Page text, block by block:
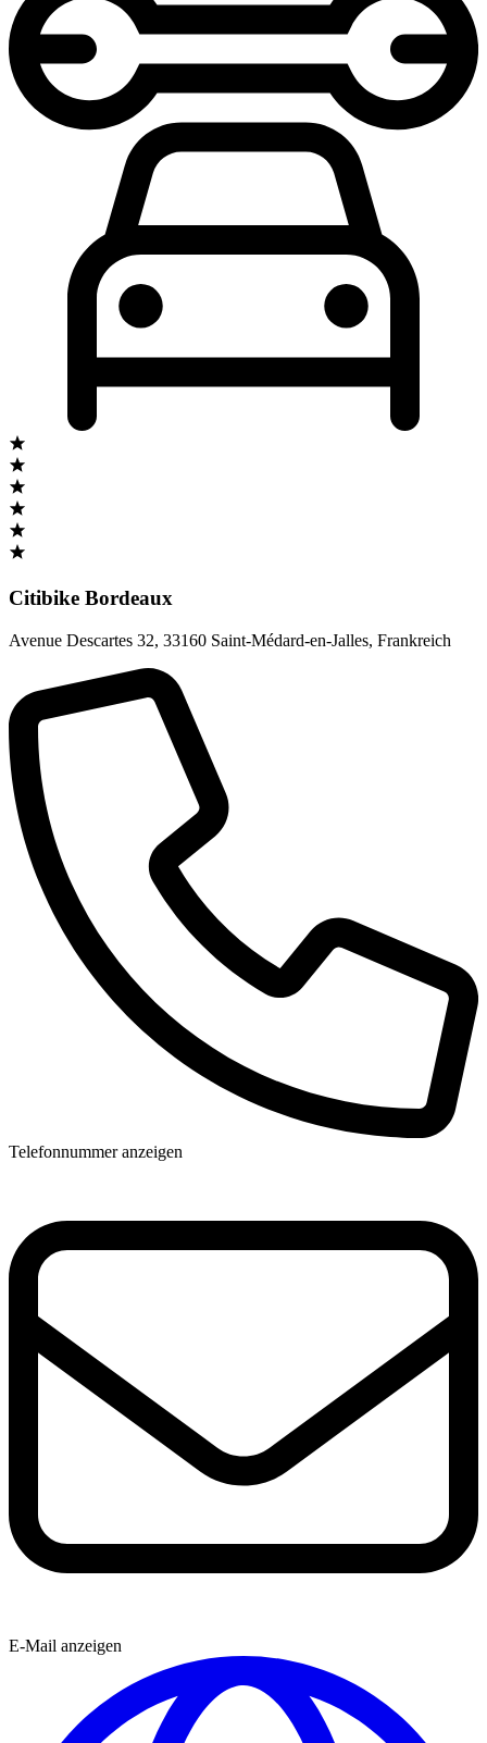
Citibike Bordeaux
Avenue Descartes 32, 33160 Saint-Médard-en-Jalles, Frankreich
Telefonnummer anzeigen
E-Mail anzeigen